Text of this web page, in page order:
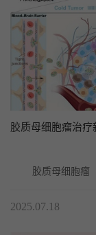
胶质母细胞瘤治
胶质母细胞瘤（
2025.07.18